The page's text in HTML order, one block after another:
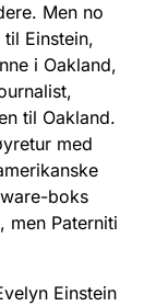
Men no
Einstein,
i Oakland,
til Oakland.
med
boks
men Paterniti
Einstein